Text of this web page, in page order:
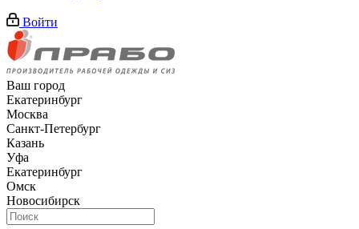
Войти
Ваш город
Екатеринбург
Москва
Санкт-Петербург
Казань
Уфа
Екатеринбург
Омск
Новосибирск